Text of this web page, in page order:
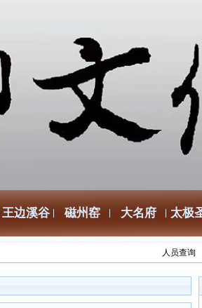
王边溪谷 磁州窑 大名府 太极
人员查询